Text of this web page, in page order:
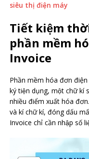
siêu thị điện máy
Tiết kiệm
phần mềm
Invoice
Phần mềm hóa đơn
ký tiện dụng, một chữ kí
nhiều điểm xuất hóa
và kí chữ kí, đóng dấu
Invoice chỉ cần nhập số